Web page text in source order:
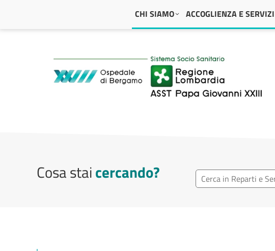
Navigazione principaleCHI SIAMO ACCOGLIENZA E SERVIZI
ASST Papa Giovanni XXIII
Cosa staicercando? Ricerca reparto